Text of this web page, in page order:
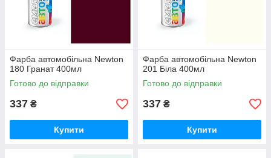
Фарба автомобільна Newton
180 Гранат 400мл
Готово до відправки
337 ₴
Купити
Фарба автомобільна Newton
201 Біла 400мл
Готово до відправки
337 ₴
Купити